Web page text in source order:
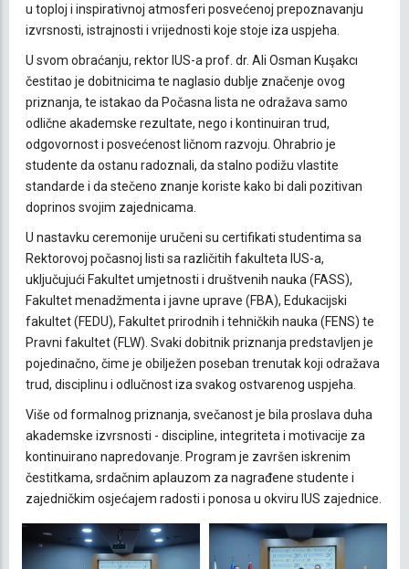
u toploj i inspirativnoj atmosferi posvećenoj prepoznavanju
izvrsnosti, istrajnosti i vrijednosti koje stoje iza uspjeha.
U svom obraćanju, rektor IUS-a prof. dr. Ali Osman Kuşakcı
čestitao je dobitnicima te naglasio dublje značenje ovog
priznanja, te istakao da Počasna lista ne odražava samo
odlične akademske rezultate, nego i kontinuiran trud,
odgovornost i posvećenost ličnom razvoju. Ohrabrio je
studente da ostanu radoznali, da stalno podižu vlastite
standarde i da stečeno znanje koriste kako bi dali pozitivan
doprinos svojim zajednicama.
U nastavku ceremonije uručeni su certifikati studentima sa
Rektorovoj počasnoj listi sa različitih fakulteta IUS-a,
uključujući Fakultet umjetnosti i društvenih nauka (FASS),
Fakultet menadžmenta i javne uprave (FBA), Edukacijski
fakultet (FEDU), Fakultet prirodnih i tehničkih nauka (FENS) te
Pravni fakultet (FLW). Svaki dobitnik priznanja predstavljen je
pojedinačno, čime je obilježen poseban trenutak koji odražava
trud, disciplinu i odlučnost iza svakog ostvarenog uspjeha.
Više od formalnog priznanja, svečanost je bila proslava duha
akademske izvrsnosti - discipline, integriteta i motivacije za
kontinuirano napredovanje. Program je završen iskrenim
čestitkama, srdačnim aplauzom za nagrađene studente i
zajedničkim osjećajem radosti i ponosa u okviru IUS zajednice.